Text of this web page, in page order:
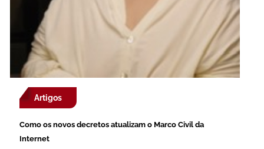
Artigos
Como os novos decretos atualizam o Marco Civil da
Internet